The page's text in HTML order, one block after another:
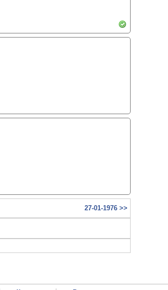
27-01-1976 >>